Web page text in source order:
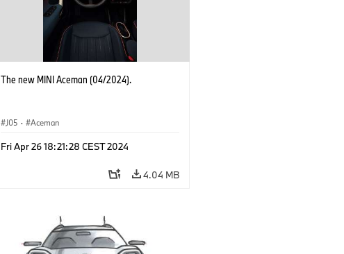
The new MINI Aceman (04/2024).
J05 · Aceman
Fri Apr 26 18:21:28 CEST 2024
4.04 MB